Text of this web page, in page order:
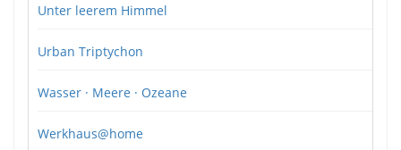
Unter leerem Himmel
Urban Triptychon
Wasser · Meere · Ozeane
Werkhaus@home